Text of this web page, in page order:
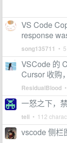
VS Code
response
song135711 •
VSCode 的
Cursor 收购
ResidualBlood
一怒之下，
teli • 112
vscode 侧栏